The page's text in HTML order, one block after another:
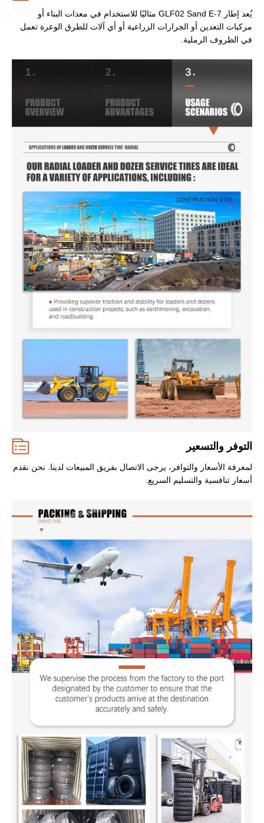
يُعد إطار GLF02 Sand E-7 مثاليًا للاستخدام في معدات البناء أو
مركبات التعدين أو الجرارات الزراعية أو أي آلات للطرق الوعرة تعمل
في الظروف الرملية.
التوفر والتسعير
لمعرفة الأسعار والتوافر، يرجى الاتصال بفريق المبيعات لدينا. نحن نقدم
أسعار تنافسية والتسليم السريع.